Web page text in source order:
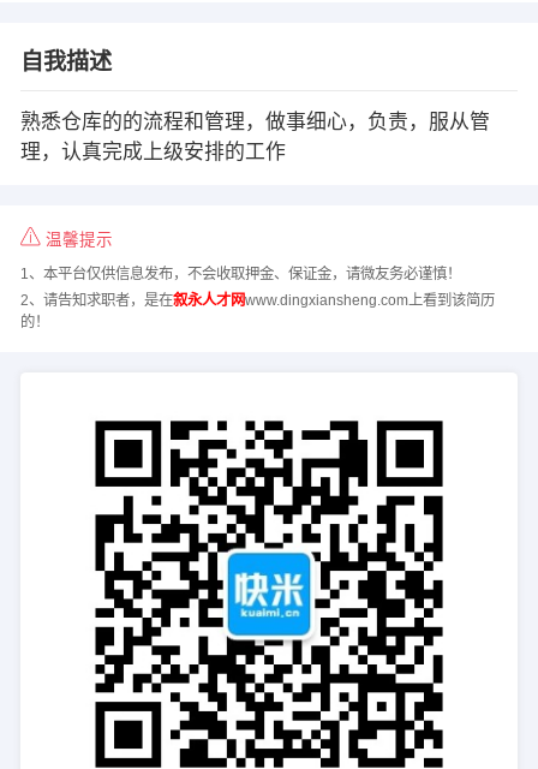
自我描述
熟悉仓库的的流程和管理，做事细心，负责，服从管
理，认真完成上级安排的工作
温馨提示
1、本平台仅供信息发布，不会收取押金、保证金，请微友务必谨慎！
2、请告知求职者，是在叙永人才网www.dingxiansheng.com上看到该简历
的！